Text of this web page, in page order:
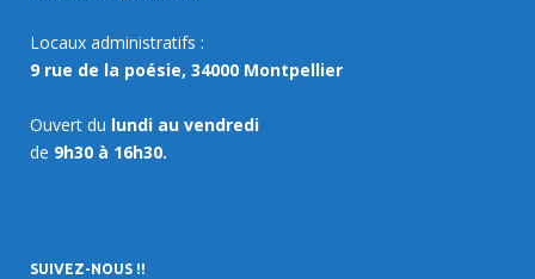
Locaux administratifs :
9 rue de la poésie, 34000 Montpellier
Ouvert du lundi au vendredi
de 9h30 à 16h30.
SUIVEZ-NOUS !!